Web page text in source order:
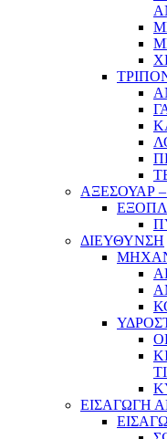
ΑΞΕΣΟΥΑΡ
ΔΙΕΥΘΥΝΣΗ
ΕΙΣΑΓΩΓΗ